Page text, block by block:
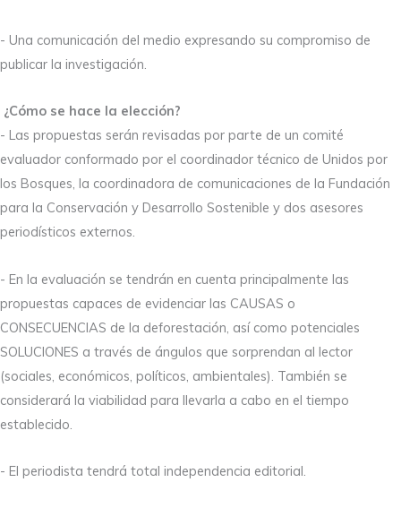
- Una comunicación del medio expresando su compromiso de
publicar la investigación.
¿Cómo se hace la elección?
- Las propuestas serán revisadas por parte de un comité
evaluador conformado por el coordinador técnico de Unidos por
los Bosques, la coordinadora de comunicaciones de la Fundación
para la Conservación y Desarrollo Sostenible y dos asesores
periodísticos externos.
- En la evaluación se tendrán en cuenta principalmente las
propuestas capaces de evidenciar las CAUSAS o
CONSECUENCIAS de la deforestación, así como potenciales
SOLUCIONES a través de ángulos que sorprendan al lector
(sociales, económicos, políticos, ambientales). También se
considerará la viabilidad para llevarla a cabo en el tiempo
establecido.
- El periodista tendrá total independencia editorial.